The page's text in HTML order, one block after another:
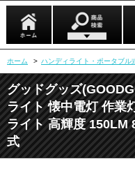
ホーム > ハンディライト・ポータブル
グッドグッズ
ライト 懐中電灯 作業
ライト 高輝度 150LM
式